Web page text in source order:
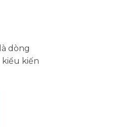
dòng
kiến